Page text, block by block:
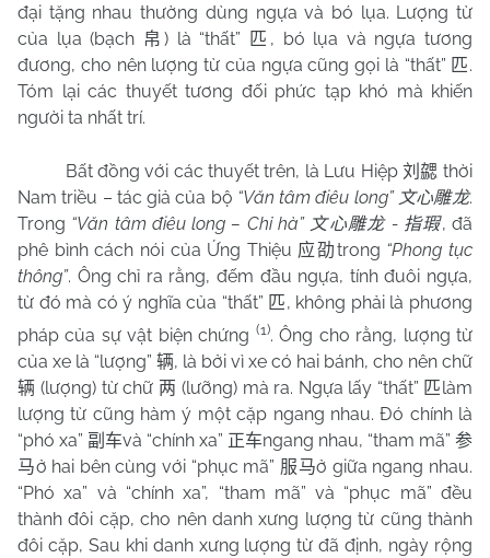
đại tặng nhau thường dùng ngựa và bó lụa. Lượng từ
của lụa (bạch 帛) là “thất” 匹 , bó lụa và ngựa tương
đương, cho nên lượng từ của ngựa cũng gọi là “thất” 匹.
Tóm lại các thuyết tương đối phức tạp khó mà khiến
người ta nhất trí.
Bất đồng với các thuyết trên, là Lưu Hiệp 刘勰 thời
Nam triều – tác giả của bộ “Văn tâm điêu long” 文心雕龙.
Trong “Văn tâm điêu long – Chỉ hà” 文心雕龙- 指瑕, đã
phê bình cách nói của Ứng Thiệu 应劭trong “Phong tục
thông”. Ông chỉ ra rằng, đếm đầu ngựa, tính đuôi ngựa,
từ đó mà có ý nghĩa của “thất” 匹, không phải là phương
pháp của sự vật biện chứng (1). Ông cho rằng, lượng từ
của xe là “lượng” 辆, là bởi vì xe có hai bánh, cho nên chữ
辆 (lượng) từ chữ 两 (lưỡng) mà ra. Ngựa lấy “thất” 匹làm
lượng từ cũng hàm ý một cặp ngang nhau. Đó chính là
“phó xa” 副车và “chính xa” 正车ngang nhau, “tham mã” 参
马ở hai bên cùng với “phục mã” 服马ở giữa ngang nhau.
“Phó xa” và “chính xa”, “tham mã” và “phục mã” đều
thành đôi cặp, cho nên danh xưng lượng từ cũng thành
đôi cặp, Sau khi danh xưng lượng từ đã định, ngày rộng